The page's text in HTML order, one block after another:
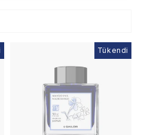
Tükendi
Tükendi